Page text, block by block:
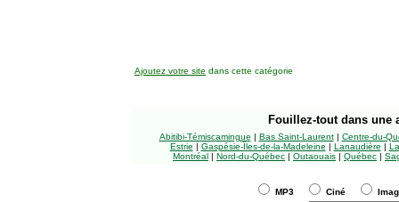
Ajoutez votre site dans cette catégorie
Fouillez-tout dans une
Abitibi-Témiscamingue | Bas Saint-Laurent| Centre-du-
Estrie | Gaspésie-Îles-de-la-Madeleine | Lanaudière |
Montréal | Nord-du-Québec | Outaouais | Québec |
MP3 Ciné